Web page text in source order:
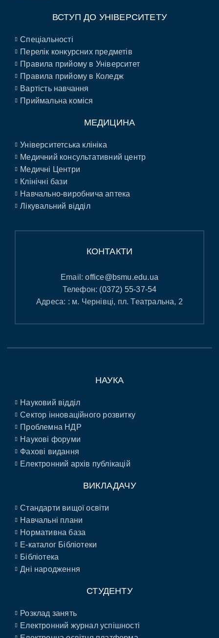
ВСТУП ДО УНІВЕРСИТЕТУ
Спеціальності
Перелік конкурсних предметів
Правила прийому в Університет
Правила прийому в Коледж
Вартість навчання
Приймальна коміся
МЕДИЦИНА
Університетська клініка
Медичний консультативний центр
Медичні Центри
Клінічні бази
Навчально-виробнича аптека
Лікувальний відділ
КОНТАКТИ
Email:office@bsmu.edu.ua
Телефон: (0372) 55-37-54
Адреса: : м. Чернівці, пл. Театральна, 2
НАУКА
Науковий відділ
Сектор інноваційного розвитку
Проблемна НДР
Наукові форуми
Фахові видання
Електронний архів публікацій
ВИКЛАДАЧУ
Стандарти вищої освіти
Навчальні плани
Нормативна база
E-каталог Бібліотеки
Бібліотека
Дні народження
СТУДЕНТУ
Розклад занять
Електронний журнал успішності